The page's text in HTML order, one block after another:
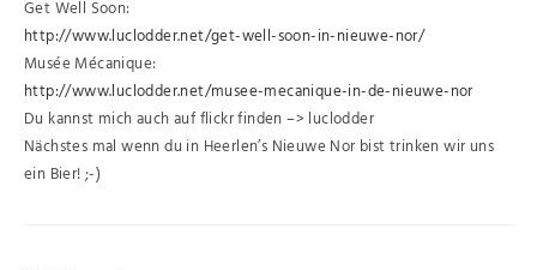
Get Well Soon:
http://www.luclodder.net/get-well-soon-in-nieuwe-nor/
Musée Mécanique:
http://www.luclodder.net/musee-mecanique-in-de-nieuwe-nor
Du kannst mich auch auf flickr finden –> luclodder
Nächstes mal wenn du in Heerlen’s Nieuwe Nor bist trinken wir uns
ein Bier! ;-)